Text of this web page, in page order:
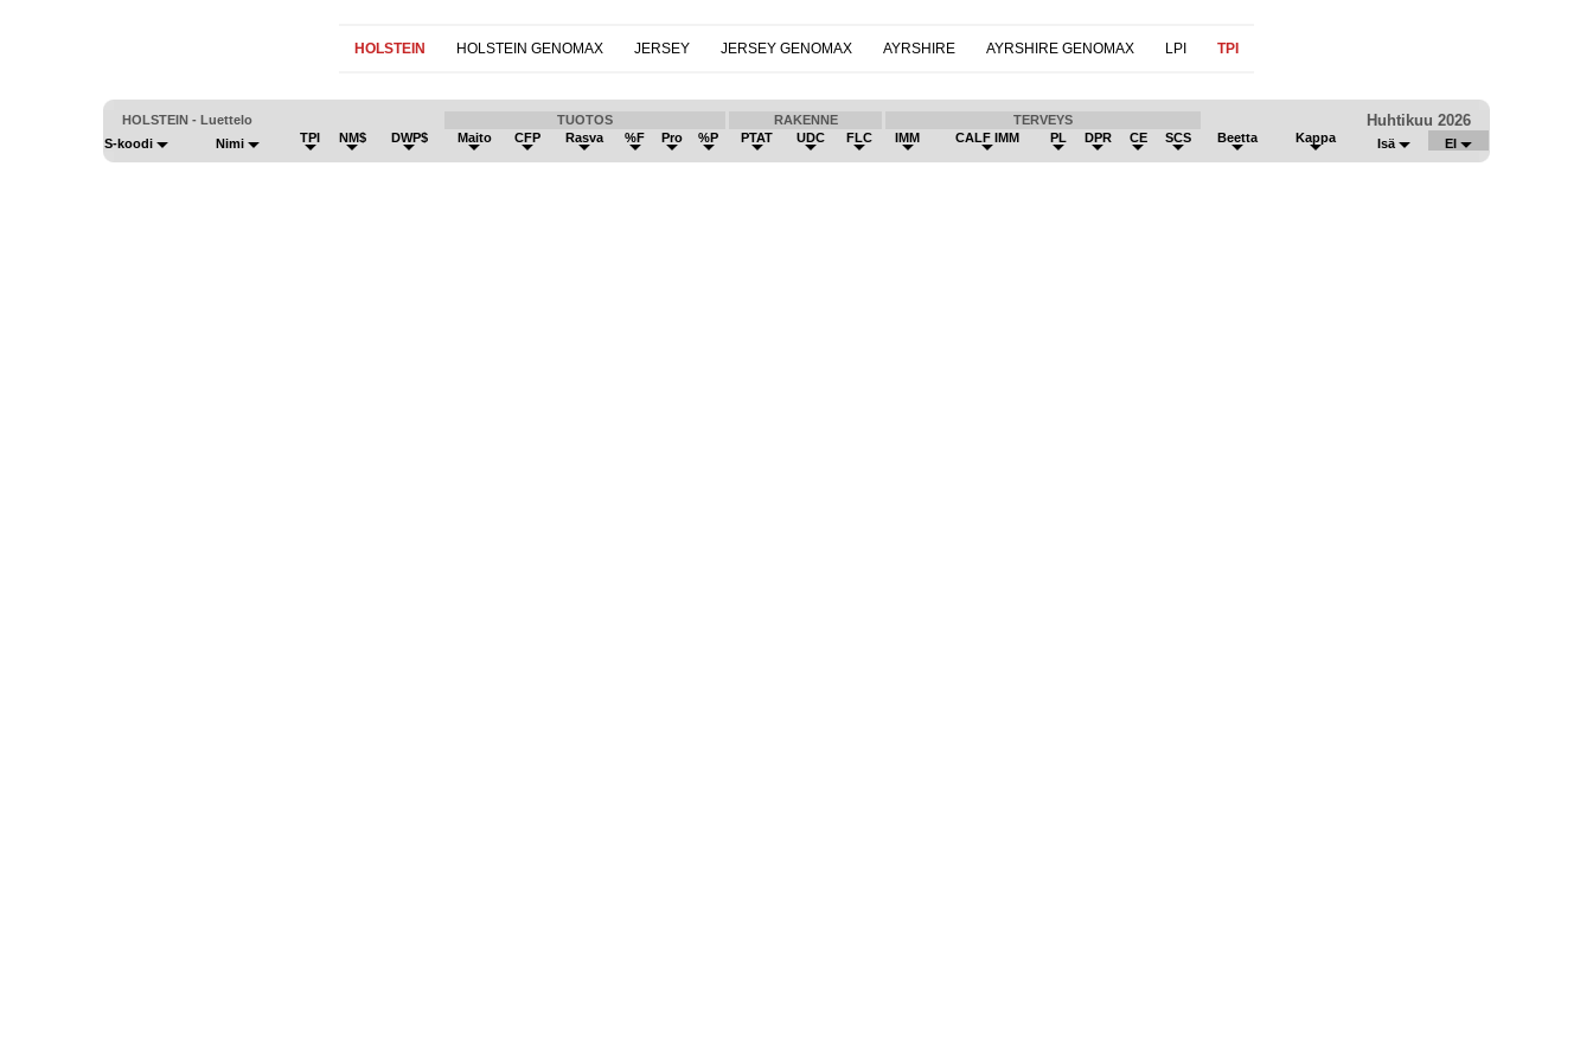
HOLSTEIN HOLSTEIN GENOMAX JERSEY JERSEY GENOMAX AYRSHIRE AYRSHIRE GENOMAX LPI TPI
HOLSTEIN - Luettelo TUOTOS RAKENNE TERVEYS Huhtikuu 2026
S-koodi Nimi TPI NM$ DWP$ Maito CFP Rasva %F Pro %P PTAT UDC FLC IMM CALF IMM PL DPR CE SCS Beetta Kappa Isä EI